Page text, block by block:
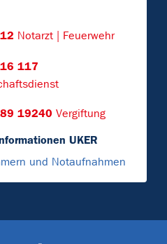
Notarzt | Feuerwehr
117
19240 Vergiftung
UKER
und Notaufnahmen